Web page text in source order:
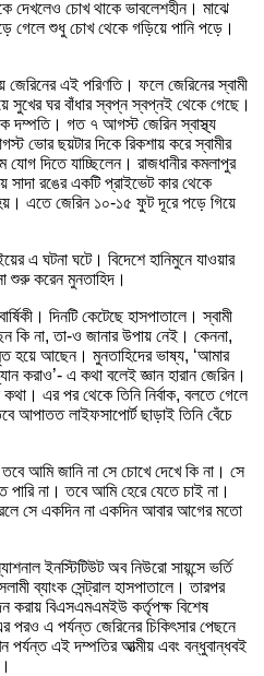
দেখলেও চোখ থাকে ভাবলেশহীন। মাঝে
গেলে শুধু চোখ থেকে গড়িয়ে পানি পড়ে।
এই পরিণতি। ফলে জেরিনের স্বামী
সুখের ঘর বাঁধার স্বপ্ন স্বপ্নই থেকে গেছে।
দম্পতি। গত ৭ আগস্ট জেরিন স্বাস্থ্য
ভোর ছয়টার দিকে রিকশায় করে স্বামীর
যোগ দিতে যাচ্ছিলেন। রাজধানীর কমলাপুর
সাদা রঙের একটি প্রাইভেট কার থেকে
হয়। এতে জেরিন ১০-১৫ ফুট দূরে পড়ে গিয়ে
এ ঘটনা ঘটে। বিদেশে হানিমুনে যাওয়ার
শুরু করেন মুনতাহিদ।
দিনটি কেটেছে হাসপাতালে। স্বামী
কি না, তা-ও জানার উপায় নেই। কেননা,
হয়ে আছেন। মুনতাহিদের ভাষ্য, ‘আমার
করাও’- এ কথা বলেই জ্ঞান হারান জেরিন।
এর পর থেকে তিনি নির্বাক, বলতে গেলে
আপাতত লাইফসাপোর্ট ছাড়াই তিনি বেঁচে
আমি জানি না সে চোখে দেখে কি না। সে
না। তবে আমি হেরে যেতে চাই না।
সে একদিন না একদিন আবার আগের মতো
ইনস্টিটিউট অব নিউরো সায়ন্সে ভর্তি
ব্যাংক সেন্ট্রাল হাসপাতালে। তারপর
বিএসএমএমইউ কর্তৃপক্ষ বিশেষ
পরও এ পর্যন্ত জেরিনের চিকিৎসার পেছনে
পর্যন্ত এই দম্পতির আত্মীয় এবং বন্ধুবান্ধবই